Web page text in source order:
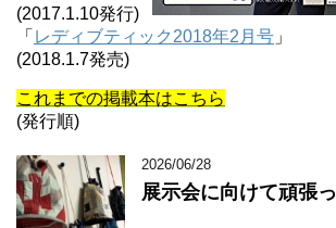
(2017.1.10発行)
「 レディブティック2018年2月号 」
(2018.1.7発売)
これまでの掲載本はこちら
(発行順)
2026/06/28
展示会に向けて頑張